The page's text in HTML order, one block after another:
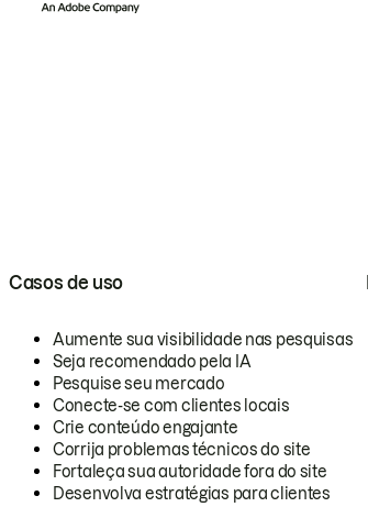
Casos de uso
Aumente sua visibilidade nas pesquisas
Seja recomendado pela IA
Pesquise seu mercado
Conecte-se com clientes locais
Crie conteúdo engajante
Corrija problemas técnicos do site
Fortaleça sua autoridade fora do site
Desenvolva estratégias para clientes